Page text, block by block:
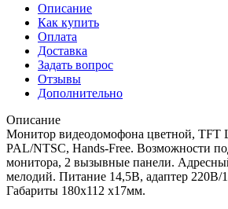
Описание
Как купить
Оплата
Доставка
Задать вопрос
Отзывы
Дополнительно
Описание
Монитор видеодомофона цветной, TFT
PAL/NTSC, Hands-Free. Возможности
монитора, 2 вызывные панели.
мелодий. Питание 14,5В, адаптер 220В/
Габариты 180х112 х17мм.